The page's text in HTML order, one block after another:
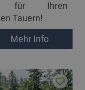
für Ihren
Tauern!
Mehr Info